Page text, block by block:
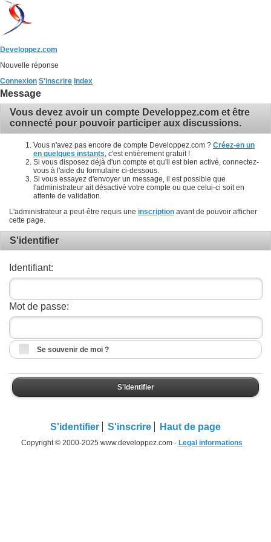
Developpez.com
Nouvelle réponse
Connexion S'inscrire Index
Message
Vous devez avoir un compte Developpez.com et être
connecté pour pouvoir participer aux discussions.
Vous n'avez pas encore de compte Developpez.com ? Créez-en un
en quelques instants , c'est entièrement gratuit !
Si vous disposez déjà d'un compte et qu'il est bien activé, connectez-
vous à l'aide du formulaire ci-dessous.
Si vous essayez d'envoyer un message, il est possible que
l'administrateur ait désactivé votre compte ou que celui-ci soit en
attente de validation.
L'administrateur a peut-être requis une inscription avant de pouvoir afficher
cette page.
S'identifier
Identifiant:
Mot de passe:
Se souvenir de moi ?
S'identifier
S'identifier S'inscrire Haut de page
Copyright © 2000-2025 www.developpez.com - Legal informations